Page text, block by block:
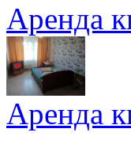
Аренда
Аренда